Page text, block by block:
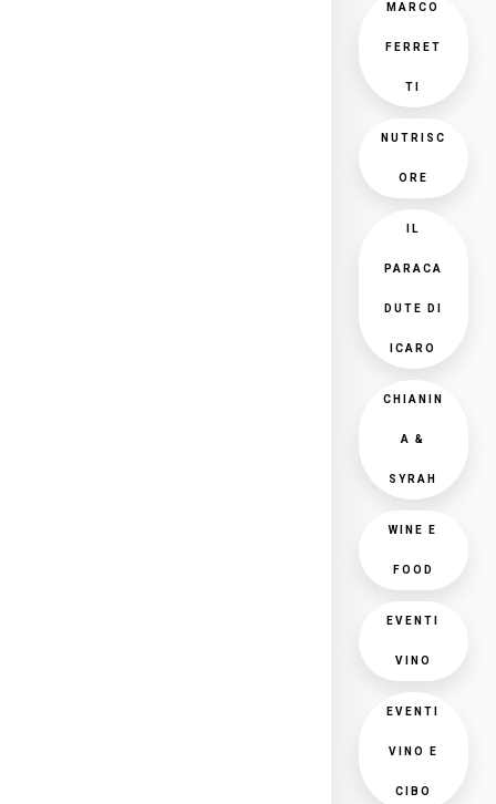
MARCO
FERRET
TI
NUTRISC
ORE
IL
PARACA
DUTE DI
ICARO
CHIANIN
A &
SYRAH
WINE E
FOOD
EVENTI
VINO
EVENTI
VINO E
CIBO